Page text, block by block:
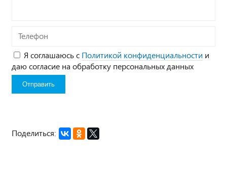
Телефон
Я соглашаюсь с Политикой конфиденциальности и
даю согласие на обработку персональных данных
Поделиться: